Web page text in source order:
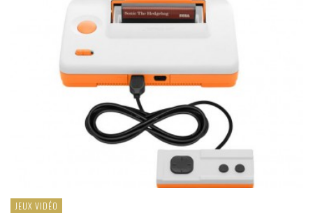
JEUX VIDÉO